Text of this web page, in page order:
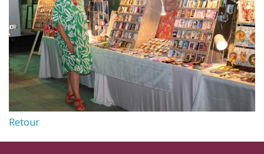
Retour